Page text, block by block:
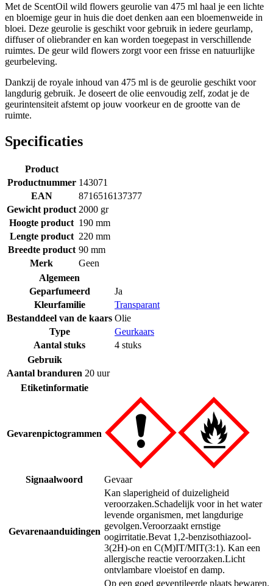
Met de ScentOil wild flowers geurolie van 475 ml haal je een lichte
en bloemige geur in huis die doet denken aan een bloemenweide in
bloei. Deze geurolie is geschikt voor gebruik in iedere geurlamp,
diffuser of oliebrander en kan worden toegepast in verschillende
ruimtes. De geur wild flowers zorgt voor een frisse en natuurlijke
geurbeleving.
Dankzij de royale inhoud van 475 ml is de geurolie geschikt voor
langdurig gebruik. Je doseert de olie eenvoudig zelf, zodat je de
geurintensiteit afstemt op jouw voorkeur en de grootte van de
ruimte.
Specificaties
Product
Productnummer 143071
EAN
8716516137377
Gewicht product 2000 gr
Hoogte product 190 mm
Lengte product 220 mm
Breedte product 90 mm
Merk
Geen
Algemeen
Geparfumeerd
Ja
Kleurfamilie
Transparant
Bestanddeel van de kaars Olie
Type
Geurkaars
Aantal stuks
4 stuks
Gebruik
Aantal branduren 20 uur
Etiketinformatie
Gevarenpictogrammen
Signaalwoord Gevaar
Gevarenaanduidingen
Kan slaperigheid of duizeligheid
veroorzaken.Schadelijk voor in het water
levende organismen, met langdurige
gevolgen.Veroorzaakt ernstige
oogirritatie.Bevat 1,2-benzisothiazool-
3(2H)-on en C(M)IT/MIT(3:1). Kan een
allergische reactie veroorzaken.Licht
ontvlambare vloeistof en damp.
Op een goed geventileerde plaats bewaren.